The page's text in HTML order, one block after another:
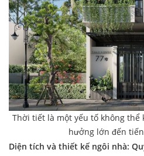
Thời tiết là một yếu tố không thể
hưởng lớn đến
Diện tích và thiết kế ngôi nhà: